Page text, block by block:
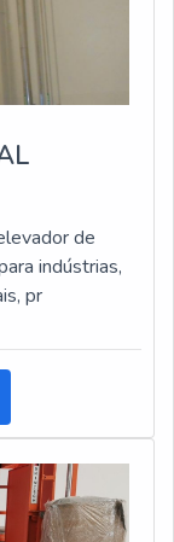
de
indústrias,
pr